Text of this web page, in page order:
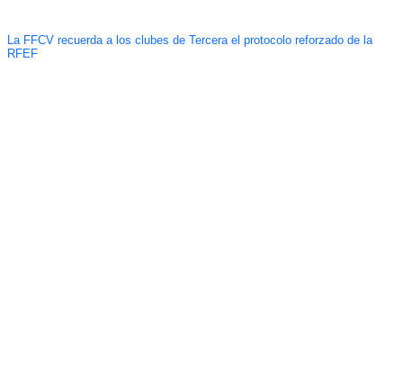
La FFCV recuerda a los clubes de Tercera el protocolo reforzado de la
RFEF